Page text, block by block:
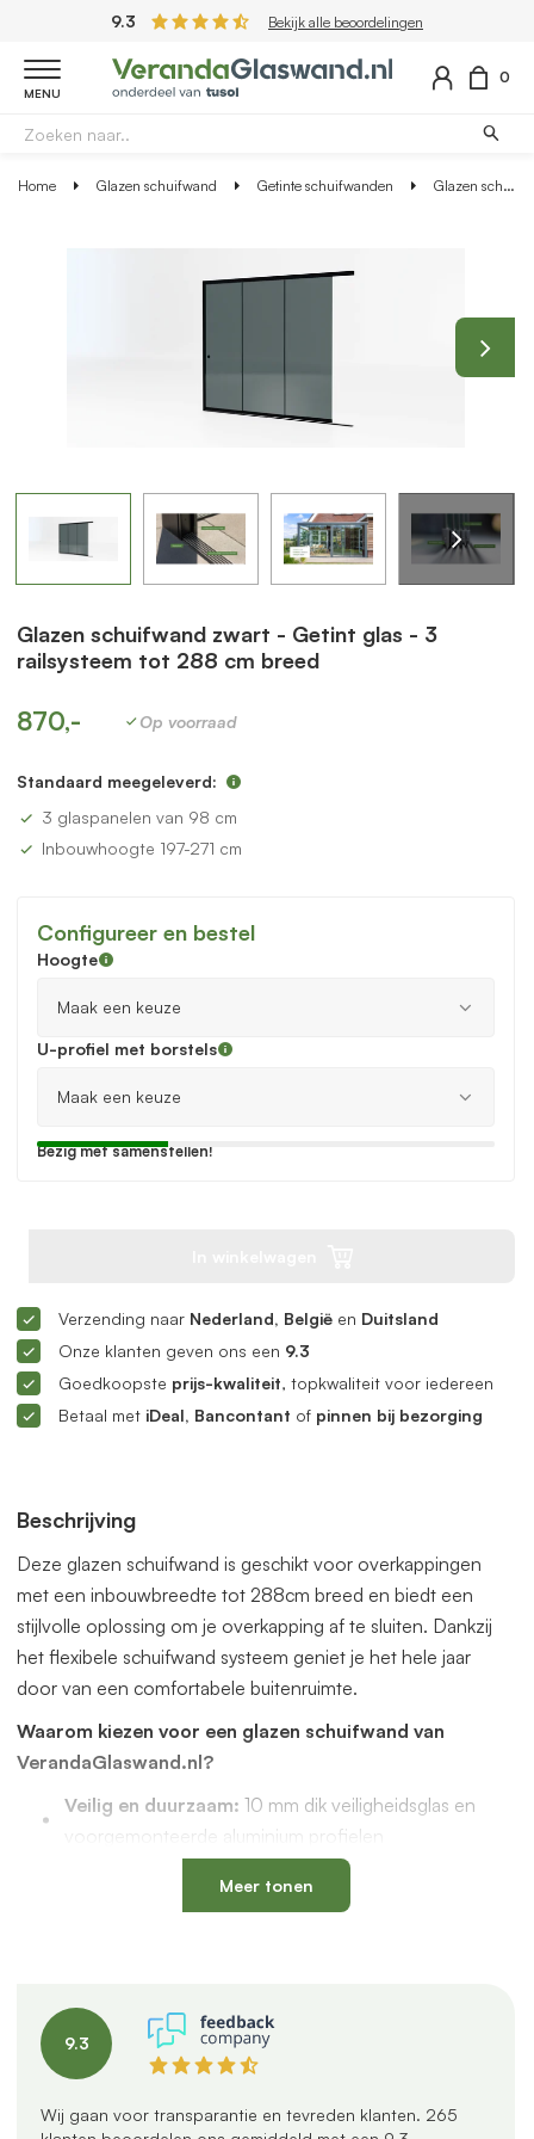
9.3 Bekijk alle beoordelingen
MENU
0
Home Glazen schuifwand Getinte schuifwanden Glazen schuifwand zwart - Getint glas - 3 railsysteem tot 288 cm breed
Beschrijving
Deze glazen schuifwand is geschikt voor overkappingen
met een inbouwbreedte tot 288cm breed en biedt een
stijlvolle oplossing om je overkapping af te sluiten. Dankzij
het flexibele schuifwand systeem geniet je het hele jaar
door van een comfortabele buitenruimte.
Waarom kiezen voor een glazen schuifwand van
VerandaGlaswand.nl?
Veilig en duurzaam: 10 mm dik veiligheidsglas en
voorgemonteerde aluminium profielen
met een vervangbaar loopspoor,
geïntegreerde waterafvoer en verkrijgbaar in antraciet
Altijd passend bij jouw veranda
verschillende maten, glastypes en steellook
verdelingen
U-profielen met tochtborstelsvoor een tochtvrije
Meer tonen
9.3
Wij gaan voor transparantie en tevreden klanten. 265
Glazen schuifwand zwart - Getint glas - 3
railsysteem tot 288 cm breed
870,- Op voorraad
Standaard meegeleverd:
3 glaspanelen van 98 cm
Inbouwhoogte 197-271 cm
Configureer en bestel
Hoogte
U-profiel met borstels
Bezig met samenstellen!
Verzending naar Nederland, België en Duitsland
Onze klanten geven ons een 9.3
Goedkoopste prijs-kwaliteit, topkwaliteit voor iedereen
Betaal met iDeal, Bancontant of pinnen bij bezorging